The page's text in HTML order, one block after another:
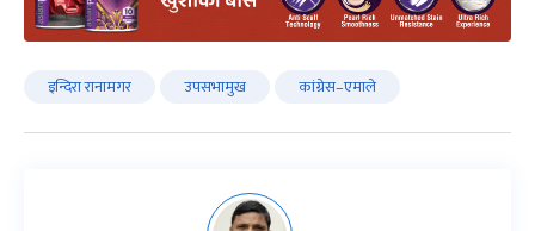
इन्दिरा रानामगर उपसभामुख कांग्रेस–एमाले